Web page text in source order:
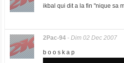
ikbal qui dit a la fin "nique sa
2Pac-94- Dim 02 Dec 2007
b o o s k a p